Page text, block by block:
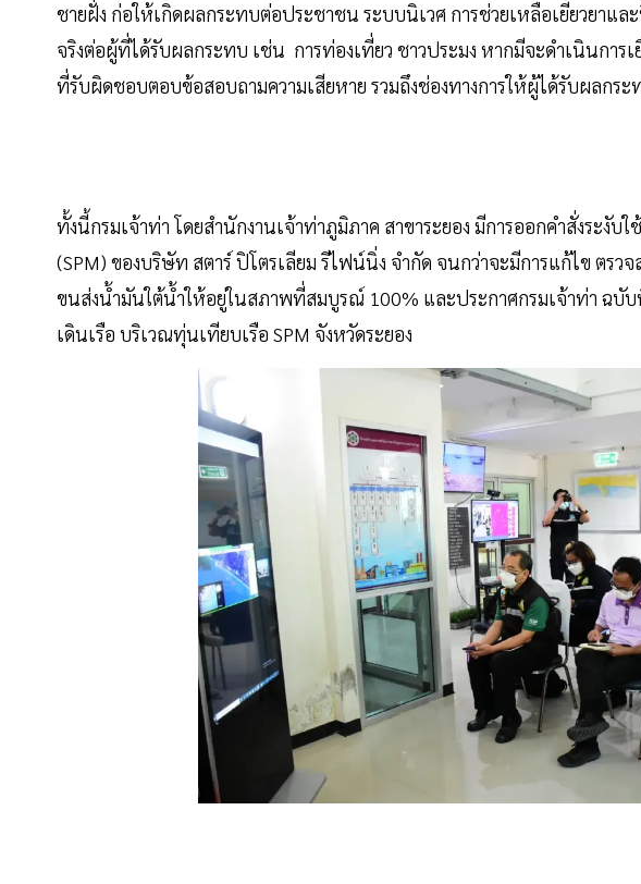
ชายฝั่ง ก่อให้เกิดผลกระทบต่อประชาชน ระบบนิเวศ การช่วยเหลือเยียวยาแ
จริงต่อผู้ที่ได้รับผลกระทบ เช่น การท่องเที่ยว ชาวประมง หากมีจะดำเนินการเ
ที่รับผิดชอบตอบข้อสอบถามความเสียหาย รวมถึงช่องทางการให้ผู้ได้รับผลกร
ทั้งนี้กรมเจ้าท่า โดยสำนักงานเจ้าท่าภูมิภาค สาขาระยอง มีการออกคำสั่งระงับ
(SPM) ของบริษัท สตาร์ ปิโตรเลียม รีไฟน์นิ่ง จำกัด จนกว่าจะมีการแก้ไข ตรว
ขนส่งน้ำมันใต้น้ำให้อยู่ในสภาพที่สมบูรณ์ 100% และประกาศกรมเจ้าท่า ฉบับ
เดินเรือ บริเวณทุ่นเทียบเรือ SPM จังหวัดระยอง